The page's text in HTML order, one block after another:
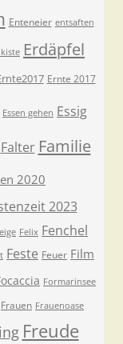
Enteneier entsaften
Erdäpfel
Ernte 2017
Essen gehen Essig
Falter Familie
2020
2023
Felix Fenchel
Feste Feuer Film
Formarinsee
Frauen Frauenoase
Freude